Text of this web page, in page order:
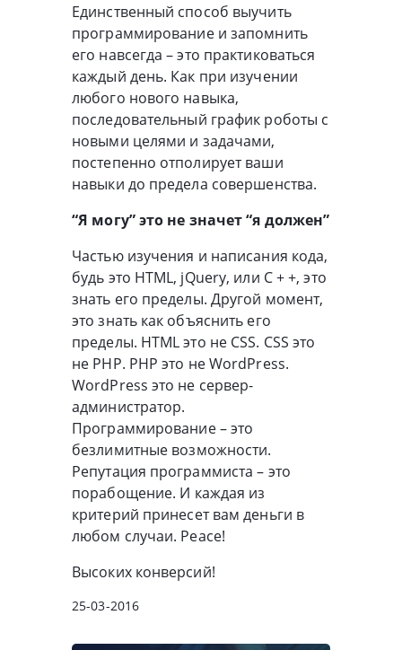
Единственный способ выучить
программирование и запомнить
его навсегда – это практиковаться
каждый день. Как при изучении
любого нового навыка,
последовательный график роботы с
новыми целями и задачами,
постепенно отполирует ваши
навыки до предела совершенства.
“Я могу” это не значет “я должен”
Частью изучения и написания кода,
будь это HTML, jQuery, или C + +, это
знать его пределы. Другой момент,
это знать как объяснить его
пределы. HTML это не CSS. CSS это
не PHP. PHP это не WordPress.
WordPress это не сервер-
администратор.
Программирование – это
безлимитные возможности.
Репутация программиста – это
порабощение. И каждая из
критерий принесет вам деньги в
любом случаи. Peace!
Высоких конверсий!
25-03-2016